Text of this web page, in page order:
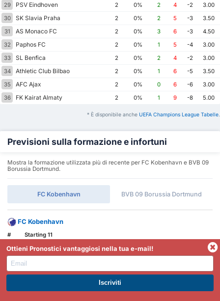
29
PSV Eindhoven 2 0% 2 4 -2
3.00
30
SK Slavia Praha 2 0% 2 5 -3
3.50
31
AS Monaco FC 2 0% 3 6 -3
4.50
32
Paphos FC 2 0% 1 5 -4
3.00
33
SL Benfica 2 0% 2 4 -2
3.00
34
Athletic Club Bilbao 2 0% 1 6 -5
3.50
35
AFC Ajax 2 0% 0 6 -6
3.00
36
FK Kairat Almaty 2 0% 1 9 -8 5.00
* È disponibile anche UEFA Champions League Tabelle.
Previsioni sulla formazione e infortuni
Mostra la formazione utilizzata più di recente per FC Kobenhavn e BVB 09
Borussia Dortmund.
FC Kobenhavn BVB 09 Borussia Dortmund
FC Kobenhavn
# Starting 11
Attaccanti
16
Robert Vinicius Rodrigues Silva - 6.06
30
-1
Viktor Claesson AS 6.54
ISCRIVITI A PREMIUM. GUADAGNA SUBITO.
Ottieni Pronostici vantaggiosi nella tua e-mail!